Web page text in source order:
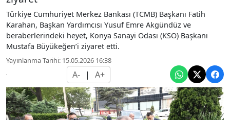
Türkiye Cumhuriyet Merkez Bankası (TCMB) Başkanı Fatih
Karahan, Başkan Yardımcısı Yusuf Emre Akgündüz ve
beraberlerindeki heyet, Konya Sanayi Odası (KSO) Başkanı
Mustafa Büyükeğen’i ziyaret etti.
Yayınlanma Tarihi: 15.05.2026 16:38
A- | A+